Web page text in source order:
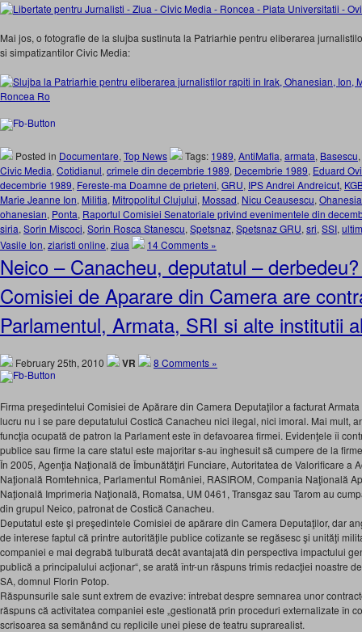
Mai jos, o fotografie de la slujba sustinuta la Patriarhie pentru eliberarea
si simpatizantilor Civic Media:
Posted in Documentare, Top News Tags: 1989, AntiMafia, armata, Basescu,
Civic Media, Cotidianul, crimele din decembrie 1989, Decembrie 1989, Eduard
decembrie 1989, Fereste-ma Doamne de prieteni, GRU, IPS Andrei Andreicut,
Marie Jeanne Ion, Militia, Mitropolitul Clujului, Mossad, Nicu Ceausescu,
ohanesian, Ponta, Raportul Comisiei Senatoriale privind evenimentele din
siria, Sorin Miscoci, Sorin Rosca Stanescu, Spetsnaz, Spetsnaz GRU, sri, SSI,
Vasile Ion, ziaristi online, ziua 14 Comments »
Neico – Canacheu, deputatul –
Comisiei de Aparare din Camera are
Parlamentul, Armata, SRI si alte institutii
February 25th, 2010 VR 8 Comments »
Firma preşedintelui Comisiei de Apărare din Camera Deputaţilor a facturat
lucru nu i se pare deputatului Costică Canacheu nici ilegal, nici imoral. Mai mult,
funcţia ocupată de patron la Parlament este în defavoarea firmei. Evidenţele îi
publice sau firme la care statul este majoritar s-au înghesuit să cumpere de la
În 2005, Agenţia Naţională de Îmbunătăţiri Funciare, Autoritatea de Valorificare a
Naţională Romtehnica, Parlamentul României, RASIROM, Compania Naţională
Naţională Imprimeria Naţională, Romatsa, UM 0461, Transgaz sau Tarom au
din grupul Neico, patronat de Costică Canacheu.
Deputatul este şi preşedintele Comisiei de apărare din Camera Deputaţilor, dar
de interese faptul că printre autorităţile publice cotizante se regăsesc şi unităţi
companiei e mai degrabă tulburată decât avantajată din perspectiva impactului
publică a principalului acţionar“, se arată într-un răspuns trimis redacţiei noastre
SA, domnul Florin Potop.
Răspunsurile sale sunt extrem de evazive: întrebat despre semnarea unor
răspuns că activitatea companiei este „gestionată prin proceduri externalizate în
scrisoarea sa semănând cu replicile unei piese de teatru suprarealist.